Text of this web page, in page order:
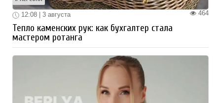
464
12:08 | 3 августа
Тепло каменских рук: как бухгалтер стала
мастером ротанга